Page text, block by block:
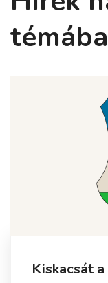
Kiskacsát